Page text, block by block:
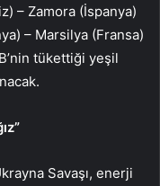
– Zamora (İspanya)
– Marsilya (Fransa)
tükettiği yeşil
Savaşı, enerji